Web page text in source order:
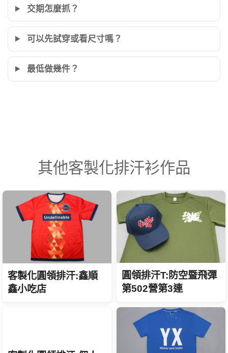
交期怎麼抓？
可以先試穿或看尺寸嗎？
最低做幾件？
其他客製化排汗衫作品
客製化圓領排汗:鑫順
鑫小吃店
圓領排汗T:防空暨飛彈
第502營第3連